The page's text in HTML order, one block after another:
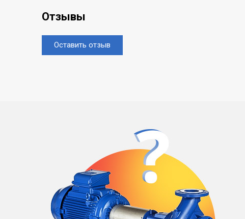
Отзывы
Оставить отзыв